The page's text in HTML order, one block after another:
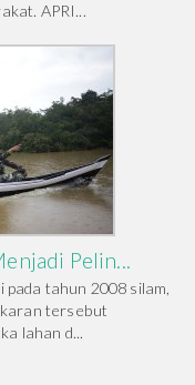
APRI...
Pelin...
tahun 2008 silam,
tersebut
lahan d...